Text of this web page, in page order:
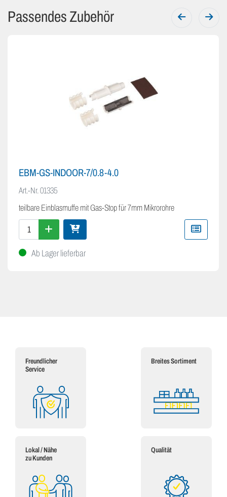
Passendes Zubehör
EBM-GS-INDOOR-7/0.8-4.0
Art.-Nr.01335
teilbare Einblasmuffe mit Gas-Stop für 7mm Mikrorohre
Ab Lager lieferbar
Freundlicher
Service
Breites Sortiment
Lokal / Nähe
zu Kunden
Qualität